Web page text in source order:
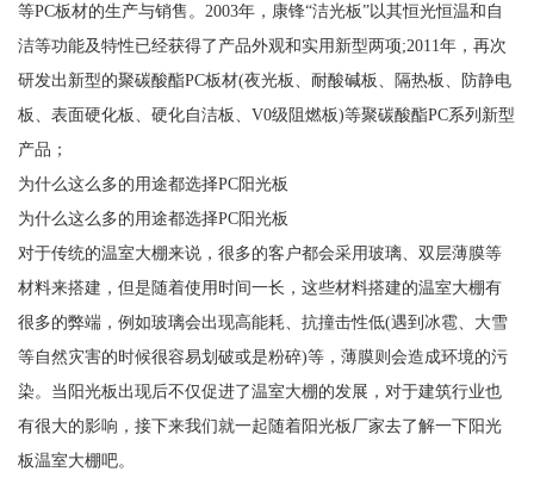
等PC板材的生产与销售。2003年，康锋“洁光板”以其恒光恒温和自
洁等功能及特性已经获得了产品外观和实用新型两项;2011年，再次
研发出新型的聚碳酸酯PC板材(夜光板、耐酸碱板、隔热板、防静电
板、表面硬化板、硬化自洁板、V0级阻燃板)等聚碳酸酯PC系列新型
产品；
为什么这么多的用途都选择PC阳光板
为什么这么多的用途都选择PC阳光板
对于传统的温室大棚来说，很多的客户都会采用玻璃、双层薄膜等
材料来搭建，但是随着使用时间一长，这些材料搭建的温室大棚有
很多的弊端，例如玻璃会出现高能耗、抗撞击性低(遇到冰雹、大雪
等自然灾害的时候很容易划破或是粉碎)等，薄膜则会造成环境的污
染。当阳光板出现后不仅促进了温室大棚的发展，对于建筑行业也
有很大的影响，接下来我们就一起随着阳光板厂家去了解一下阳光
板温室大棚吧。